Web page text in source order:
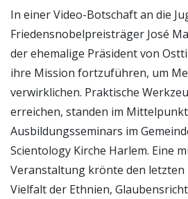
In einer Video-Botschaft an die
Friedensnobelpreisträger José
der ehemalige Präsident von
ihre Mission fortzuführen, um
verwirklichen. Praktische
erreichen, standen im
Ausbildungsseminars im
Scientology Kirche Harlem. Eine
Veranstaltung krönte den letzten
Vielfalt der Ethnien,